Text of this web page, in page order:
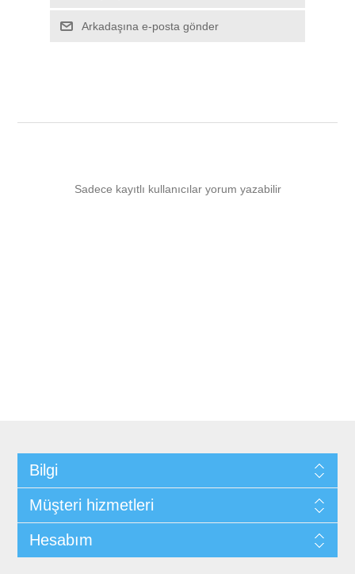
Arkadaşına e-posta gönder
Sadece kayıtlı kullanıcılar yorum yazabilir
Bilgi
Müşteri hizmetleri
Hesabım